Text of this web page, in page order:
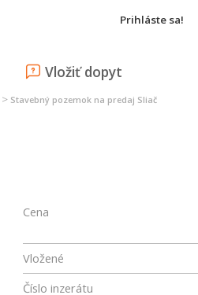
Prihláste sa!
Vložiť dopyt
> Stavebný pozemok na predaj Sliač
Cena
Vložené
Číslo inzerátu